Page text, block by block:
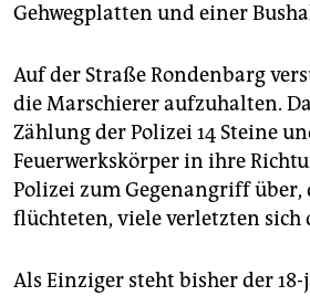
Gehwegplatten und einer
Auf der Straße Rondenbarg
die Marschierer aufzuhalten.
Zählung der Polizei 14 Steine
Feuerwerkskörper in ihre
Polizei zum Gegenangriff
flüchteten, viele verletzten sich
Als Einziger steht bisher der